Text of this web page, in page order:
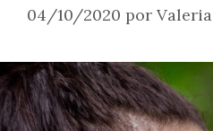
04/10/2020 por Valeria